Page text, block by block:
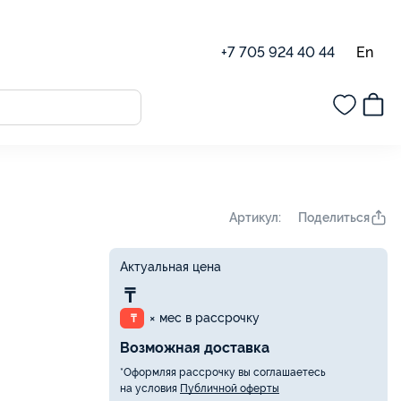
+7 705 924 40 44 En
Артикул: Поделиться
Актуальная цена
₸
₸ × мес в рассрочку
Возможная доставка
*Оформляя рассрочку вы соглашаетесь
на условия Публичной оферты